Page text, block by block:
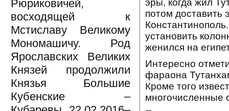
Рюриковичей,
восходящей к
Мстиславу Великому
Мономашичу. Род
Ярославских Великих
Князей продолжили
Князья Большие
Кубенские –
эры, когда жил
потом доставить
установить
женился на
Интересно
фараона
Кроме того
многочисленные